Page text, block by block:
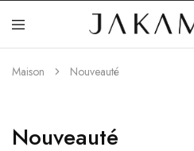
Jakamen
Algérie
Maison Nouveauté
Nouveauté